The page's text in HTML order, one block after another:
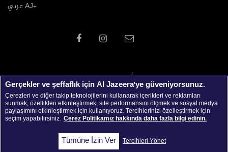
عربي AJ+
جميع الحقوق محفوظة © 2026 شبكة الجزيرة الاعلامية
Gerçekler ve şeffaflık için Al Jazeera'ye güveniyorsunuz.
Çerezleri ve diğer takip teknolojilerini kullanarak içerikleri ve reklamları
sunmak, özellikleri etkinleştirmek, site performansını ölçmek ve sosyal medya
paylaşımını etkinleştirmek için kullanıyoruz. Tercihlerinizi özelleştirmek için
seçim yapabilirsiniz. Çerez Politikamız hakkında daha fazla bilgi edinin.
Tercihleri Yönet
Tümüne İzin Ver